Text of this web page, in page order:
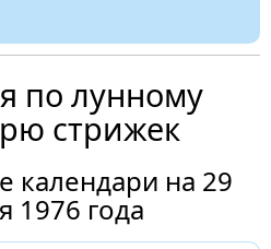
по лунному
стрижек
календари на 29
1976 года